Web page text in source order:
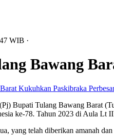
WIB ·
Bawang
Bupati Tulang Bawang Barat
ke-78. Tahun 2023 di Aula Lt
yang telah diberikan amanah